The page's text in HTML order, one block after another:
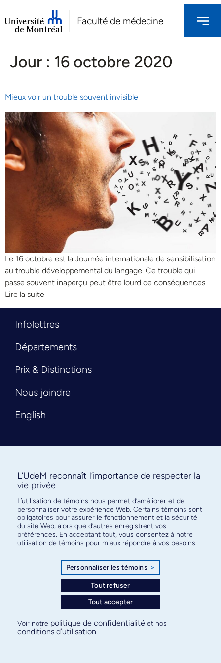
Faculté de médecine
Jour : 16 octobre 2020
Mieux voir un trouble souvent invisible
Le 16 octobre est la Journée internationale de sensibilisation
au trouble développemental du langage. Ce trouble qui
passe souvent inaperçu peut être lourd de conséquences.
Lire la suite
Infolettres
Départements
Prix & Distinctions
Nous joindre
English
Abonnez-vous à notre infolettre
pour connaître l’actualité facultaire
Plan de site
Confidentialité
L’UdeM reconnaît l’importance de respecter la
vie privée
L’utilisation de témoins nous permet d’améliorer et de
personnaliser votre expérience Web. Certains témoins sont
obligatoires pour assurer le fonctionnement et la sécurité
du site Web, alors que d’autres enregistrent vos
préférences. En acceptant tout, vous consentez à notre
utilisation de témoins pour mieux répondre à vos besoins.
Personnaliser les témoins >
Tout refuser
Tout accepter
Voir notre politique de confidentialité et nos
conditions d’utilisation.